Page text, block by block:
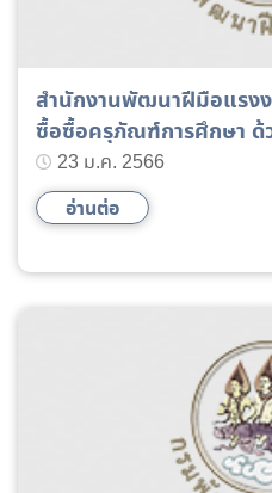
สำนักงานพัฒนาฝีมือแรงง
ซื้อซื้อครุภัณฑ์การศึกษา ด้
23 ม.ค. 2566
อ่านต่อ